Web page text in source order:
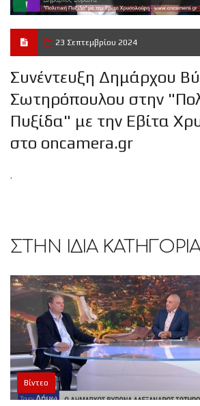
23 Σεπτεμβρίου 2024
Συνέντευξη Δημάρχου
Σωτηρόπουλου στην
Πυξίδα" με την Εβίτα
στο oncamera.gr
.
ΣΤΗΝ ΙΔΙΑ ΚΑΤΗΓΟΡΙΑ
Βίντεο